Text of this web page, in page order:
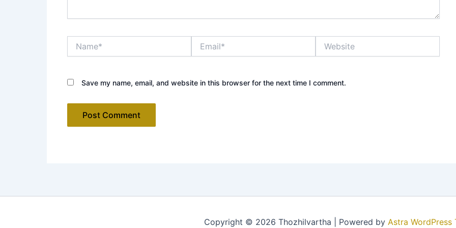
Save my name, email, and website in this browser for the next time I comment.
Copyright © 2026 Thozhilvartha | Powered by Astra WordPress